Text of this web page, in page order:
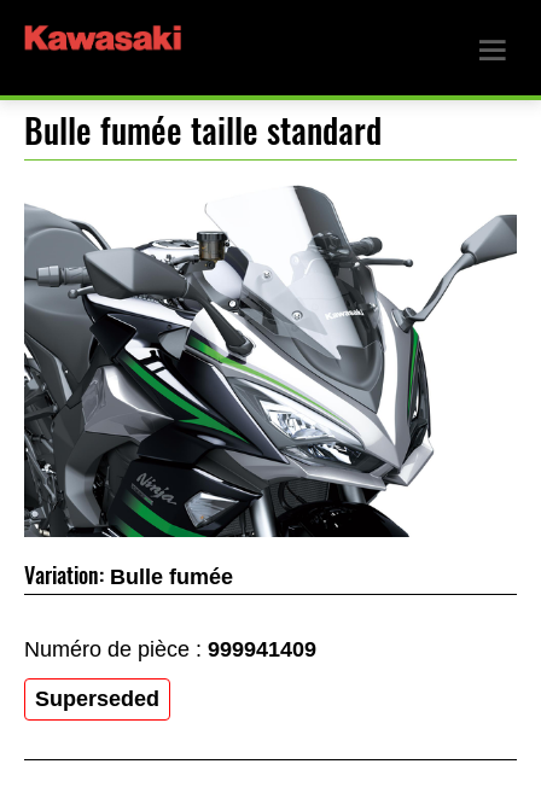
Bulle fumée taille standard
Variation: Bulle fumée
Numéro de pièce : 999941409
Superseded